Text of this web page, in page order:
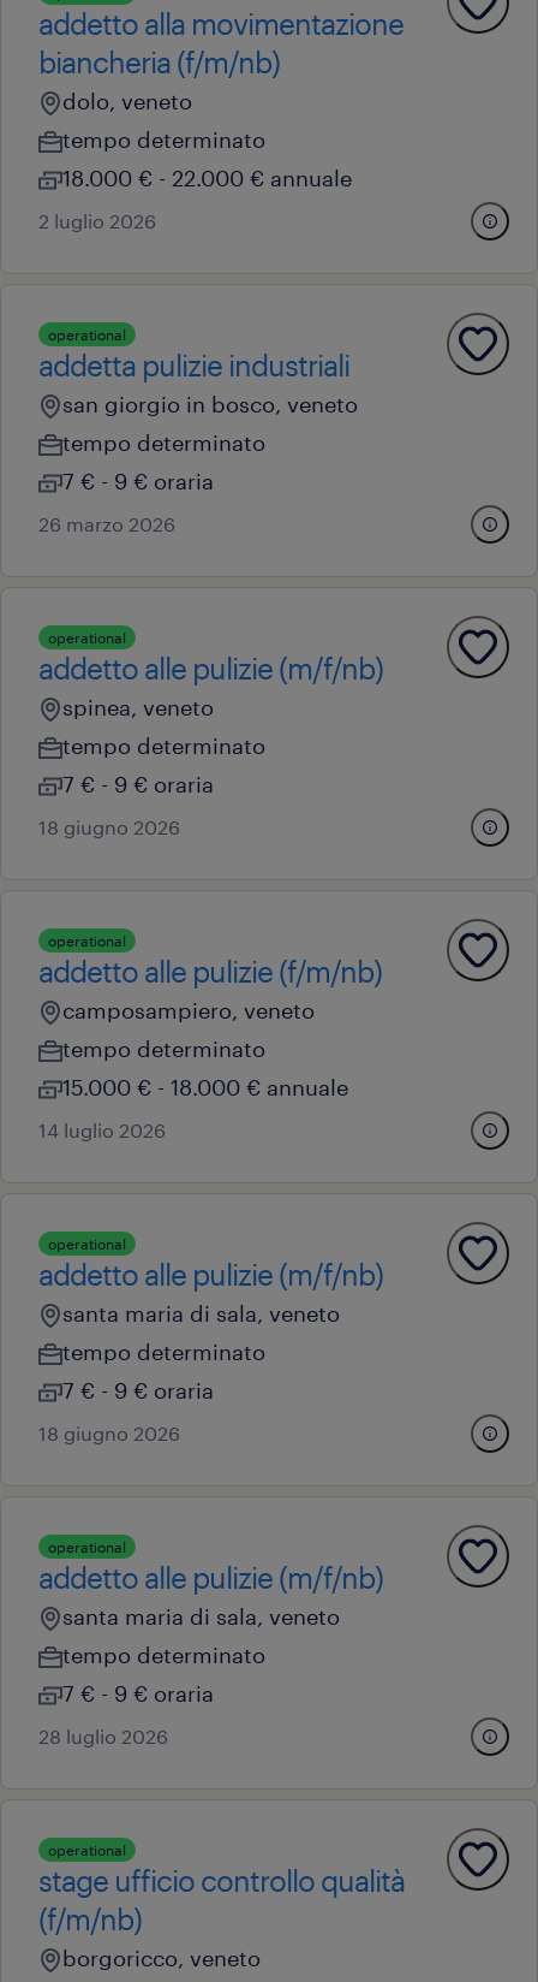
addetto alla movimentazione
biancheria (f/m/nb)
dolo, veneto
tempo determinato
18.000 € - 22.000 € annuale
2 luglio 2026
operational
addetta pulizie industriali
san giorgio in bosco, veneto
tempo determinato
7 € - 9 € oraria
26 marzo 2026
operational
addetto alle pulizie (m/f/nb)
spinea, veneto
tempo determinato
7 € - 9 € oraria
18 giugno 2026
operational
addetto alle pulizie (f/m/nb)
camposampiero, veneto
tempo determinato
15.000 € - 18.000 € annuale
14 luglio 2026
operational
addetto alle pulizie (m/f/nb)
santa maria di sala, veneto
tempo determinato
7 € - 9 € oraria
18 giugno 2026
operational
addetto alle pulizie (m/f/nb)
santa maria di sala, veneto
tempo determinato
7 € - 9 € oraria
28 luglio 2026
operational
stage ufficio controllo qualità
(f/m/nb)
borgoricco, veneto